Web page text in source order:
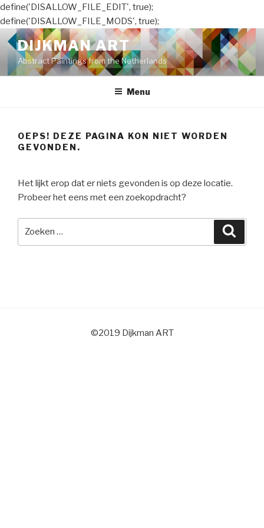
define('DISALLOW_FILE_EDIT', true);
define('DISALLOW_FILE_MODS', true);
Naar
de
inhoud
springen
DIJKMAN ART
Abstract Paintings from the Netherlands
Menu
OEPS! DEZE PAGINA KON NIET WORDEN
GEVONDEN.
Het lijkt erop dat er niets gevonden is op deze locatie.
Probeer het eens met een zoekopdracht?
©2019 Dijkman ART